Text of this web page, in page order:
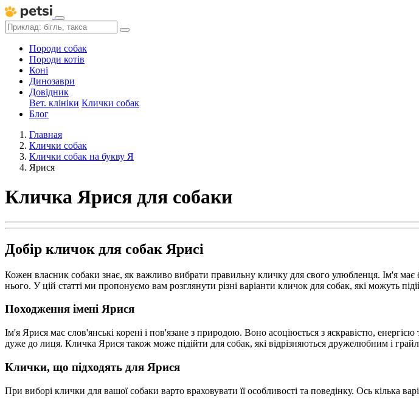
Породи собак
Породи котів
Коні
Динозаври
Довідник
Вет. клініки Клички собак
Блог
Главная
Клички собак
Клички собак на букву Я
Ярися
Кличка Ярися для собаки
Добір кличок для собак Ярисі
Кожен власник собаки знає, як важливо вибрати правильну кличку для свого улюбленця. Ім'я
нього. У цій статті ми пропонуємо вам розглянути різні варіанти кличок для собак, які можуть
Походження імені Ярися
Ім'я Ярися має слов'янські корені і пов'язане з природою. Воно асоціюється з яскравістю,
дуже до лиця. Кличка Ярися також може підійти для собак, які відрізняються дружелюбним і
Клички, що підходять для Ярися
При виборі клички для вашої собаки варто враховувати її особливості та поведінку. Ось кілька